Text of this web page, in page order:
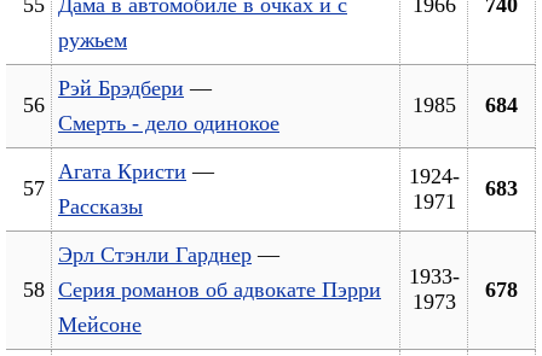
ружьем
56
Рэй Брэдбери —
Смерть - дело одинокое
1985 684
57
Агата Кристи —
Рассказы
1924-
1971
683
58
Эрл Стэнли Гарднер —
Серия романов об адвокате Пэрри
Мейсоне
1933-
1973
678